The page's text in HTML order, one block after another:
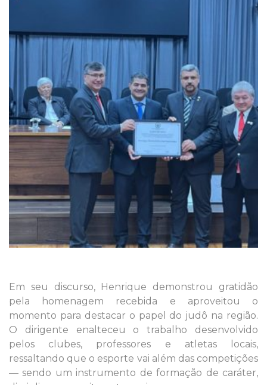
Em seu discurso, Henrique demonstrou gratidão
pela homenagem recebida e aproveitou o
momento para destacar o papel do judô na região.
O dirigente enalteceu o trabalho desenvolvido
pelos clubes, professores e atletas locais,
ressaltando que o esporte vai além das competições
— sendo um instrumento de formação de caráter,